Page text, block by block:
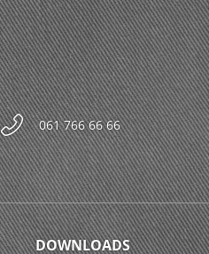
061 766 66 66
DOWNLOADS